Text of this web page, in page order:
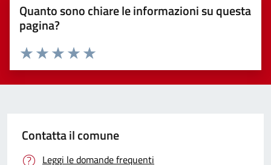
Quanto sono chiare le informazioni su questa
pagina?
Valuta 5 stelle su 5
Valuta 4 stelle su 5
Valuta 3 stelle su 5
Valuta 2 stelle su 5
Valuta 1 stelle su 5
Contatta il comune
Leggi le domande frequenti